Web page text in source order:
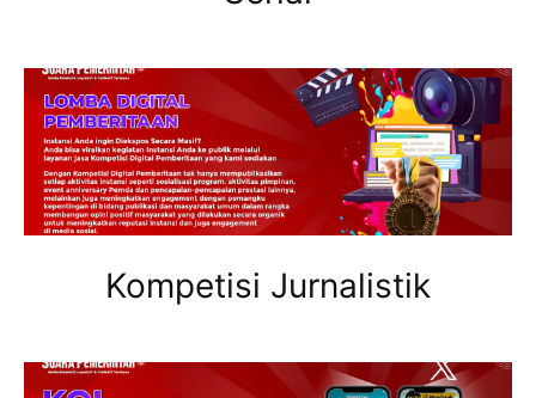
Kompetisi Jurnalistik